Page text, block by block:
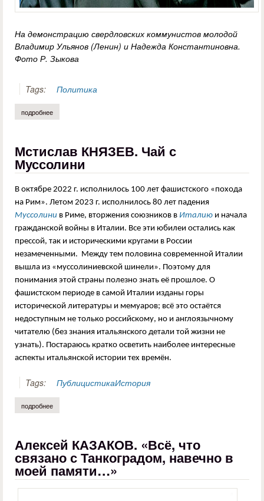
На демонстрацию свердловских коммунистов молодой
Владимир Ульянов (Ленин) и Надежда Константиновна.
Фото Р. Зыкова
Tags: Политика
подробнее
Мстислав КНЯЗЕВ. Чай с
Муссолини
В октябре 2022 г. исполнилось 100 лет фашистского «похода
на Рим». Летом 2023 г. исполнилось 80 лет падения
Муссолини в Риме, вторжения союзников в Италию и начала
гражданской войны в Италии. Все эти юбилеи остались как
прессой, так и историческими кругами в России
незамеченными. Между тем половина современной Италии
вышла из «муссолиниевской шинели». Поэтому для
понимания этой страны полезно знать её прошлое. О
фашистском периоде в самой Италии изданы горы
исторической литературы и мемуаров; всё это остаётся
недоступным не только российскому, но и англоязычному
читателю (без знания итальянского детали той жизни не
узнать). Постараюсь кратко осветить наиболее интересные
аспекты итальянской истории тех времён.
Tags: ПублицистикаИстория
подробнее
Алексей КАЗАКОВ. «Всё, что
связано с Танкоградом, навечно в
моей памяти…»